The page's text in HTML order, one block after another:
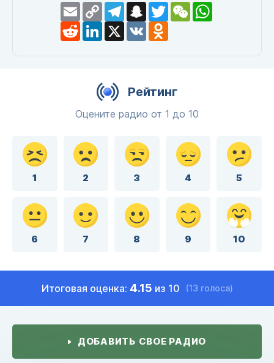
EmailCopy
Link
TelegramSnapchat
TwitterWeChatWhatsApp
RedditLinkedIn
X VK Odnoklassniki
Рейтинг
Оцените радио от 1 до 10
1 2 3 4 5
6 7 8 9 10
Итоговая оценка: 4.15 из 10 (13 голоса)
ДОБАВИТЬ СВОЕ РАДИО